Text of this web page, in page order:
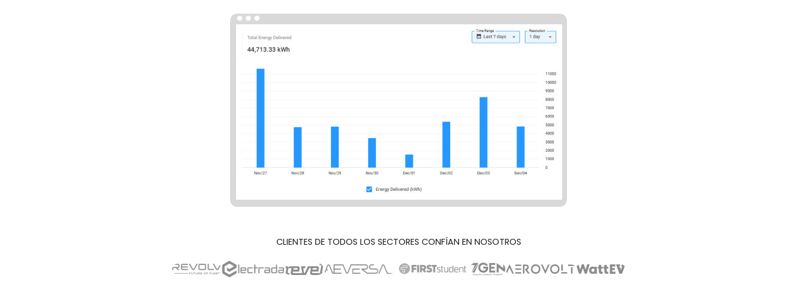
CLIENTES DE TODOS LOS SECTORES CONFÍAN EN NOSOTROS